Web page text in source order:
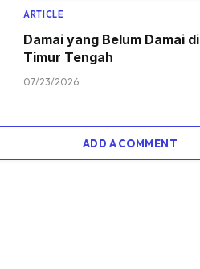
ARTICLE
Damai yang Belum Damai di
Timur Tengah
07/23/2026
ADD A COMMENT